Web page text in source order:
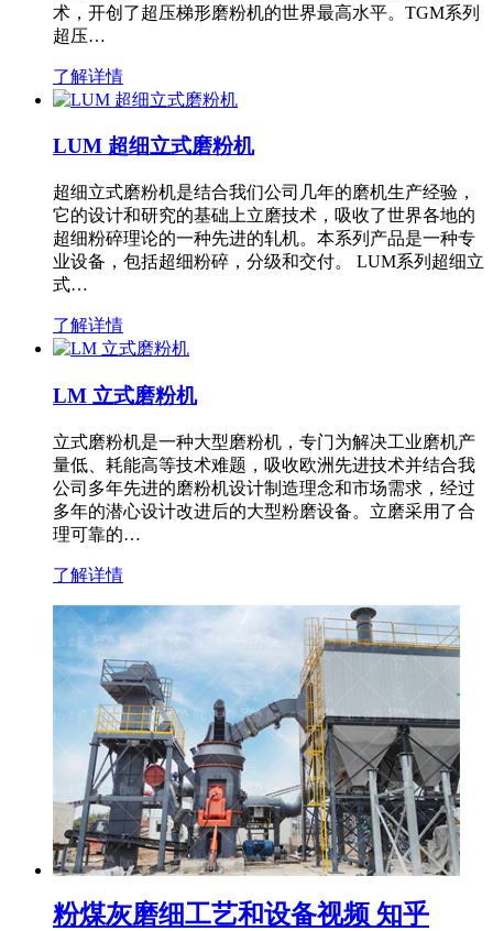
术，开创了超压梯形磨粉机的世界最高水平。TGM系列
超压…
了解详情
LUM 超细立式磨粉机
超细立式磨粉机是结合我们公司几年的磨机生产经验，
它的设计和研究的基础上立磨技术，吸收了世界各地的
超细粉碎理论的一种先进的轧机。本系列产品是一种专
业设备，包括超细粉碎，分级和交付。 LUM系列超细立
式…
了解详情
LM 立式磨粉机
立式磨粉机是一种大型磨粉机，专门为解决工业磨机产
量低、耗能高等技术难题，吸收欧洲先进技术并结合我
公司多年先进的磨粉机设计制造理念和市场需求，经过
多年的潜心设计改进后的大型粉磨设备。立磨采用了合
理可靠的…
了解详情
粉煤灰磨细工艺和设备视频 知乎